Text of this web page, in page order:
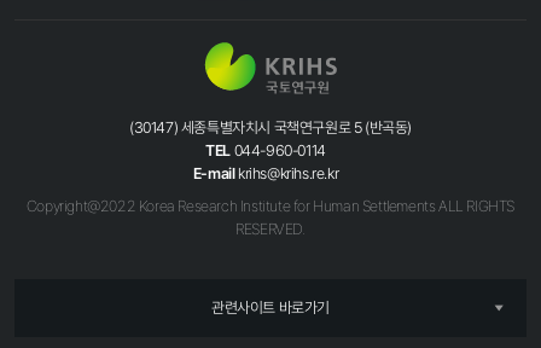
(30147) 세종특별자치시 국책연구원로 5 (반곡동)
TEL 044-960-0114
E-mail krihs@krihs.re.kr
Copyright@2022 Korea Research Institute for Human Settlements ALL RIGHTS
RESERVED.
관련사이트 바로가기